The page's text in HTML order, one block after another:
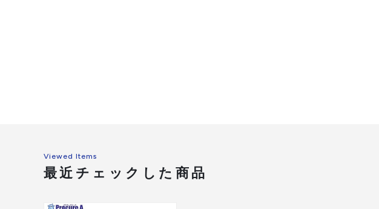
Viewed Items
最近チェックした商品